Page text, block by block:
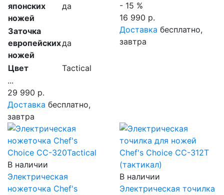
японских
ножей
да
Заточка
европейских
ножей
да
Цвет
Tactical
...
29 990 р.
Доставка бесплатно,
завтра
- 15 %
16 990 р.
Доставка бесплатно,
завтра
В наличии
Электрическая
ножеточка Chef's
В наличии
Электрическая точилка